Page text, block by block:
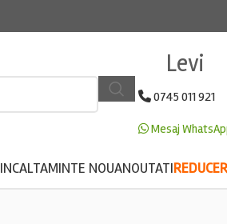
Levi
0745 011 921
Mesaj
INCALTAMINTE NOUANOUTATI